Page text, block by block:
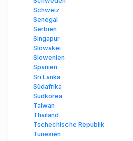
Schweiz
Senegal
Serbien
Singapur
Slowakei
Slowenien
Spanien
Sri Lanka
Südafrika
Südkorea
Taiwan
Thailand
Tschechische Republik
Tunesien